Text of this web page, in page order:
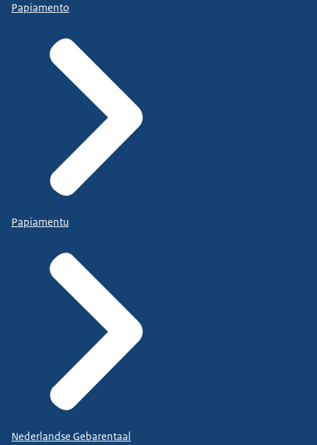
Papiamento
Papiamentu
Nederlandse Gebarentaal